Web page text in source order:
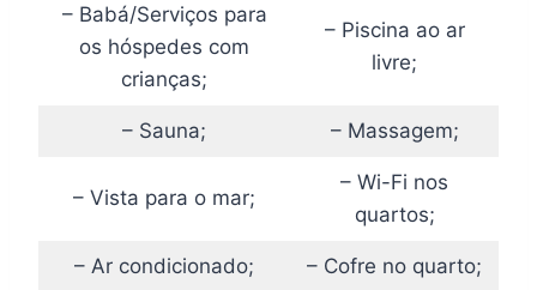
– Babá/Serviços para
os hóspedes com
crianças;
– Piscina ao ar
livre;
– Sauna; – Massagem;
– Vista para o mar;
– Wi-Fi nos
quartos;
– Ar condicionado; – Cofre no quarto;